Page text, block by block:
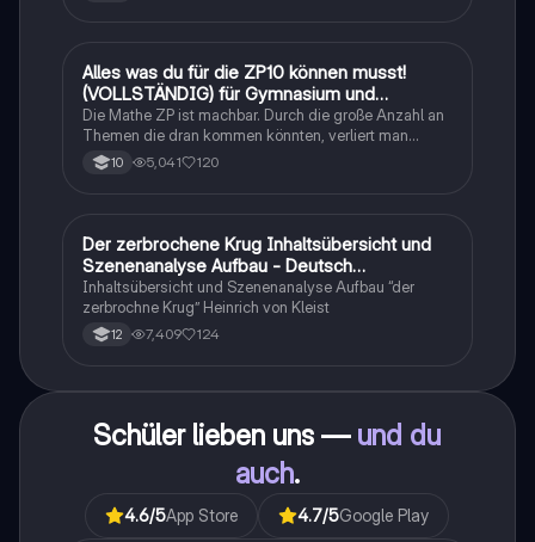
Mathe
Alles was du für die ZP10 können musst!
(VOLLSTÄNDIG) für Gymnasium und
Realschule
Die Mathe ZP ist machbar. Durch die große Anzahl an
Themen die dran kommen könnten, verliert man
schnell den Überblick. Also habe ich von den kleinsten
Themen bis hin zu den größten alles
10 5,041 120
Deutsch
Der zerbrochene Krug Inhaltsübersicht und
Szenenanalyse Aufbau - Deutsch
Q1/Q2/Abitur
Inhaltsübersicht und Szenenanalyse Aufbau “der
zerbrochne Krug” Heinrich von Kleist
12 7,409 124
Schüler lieben uns — und du
auch.
4.6/5App Store 4.7/5Google Play